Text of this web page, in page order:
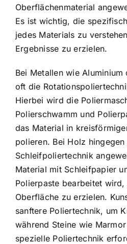
Oberflächenmaterial
Es ist wichtig, die
jedes Materials zu
Ergebnisse zu erzielen.
Bei Metallen wie
oft die
Hierbei wird die
Polierschwamm und
das Material in
polieren. Bei Holz
Schleifpoliertechnik
Material mit Schleifpapier
Polierpaste bearbeitet
Oberfläche zu erzielen.
sanftere Poliertechnik, um
während Steine wie
spezielle Poliertechnik